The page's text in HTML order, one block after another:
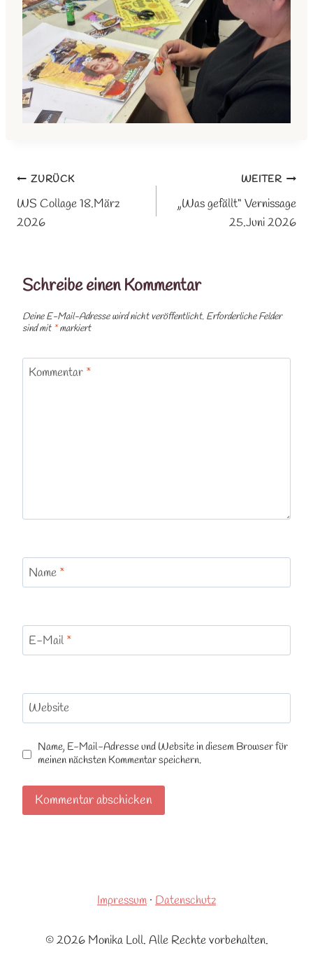
Beitragsnavigation
ZURÜCK
WS Collage 18.März
2026
WEITER
„Was gefällt“ Vernissage
25.Juni 2026
Schreibe einen Kommentar
Deine E-Mail-Adresse wird nicht veröffentlicht. Erforderliche Felder
sind mit *markiert
Kommentar *
Name *
E-Mail *
Website
Name, E-Mail-Adresse und Website in diesem Browser für
meinen nächsten Kommentar speichern.
Impressum· Datenschutz
© 2026 Monika Loll. Alle Rechte vorbehalten.